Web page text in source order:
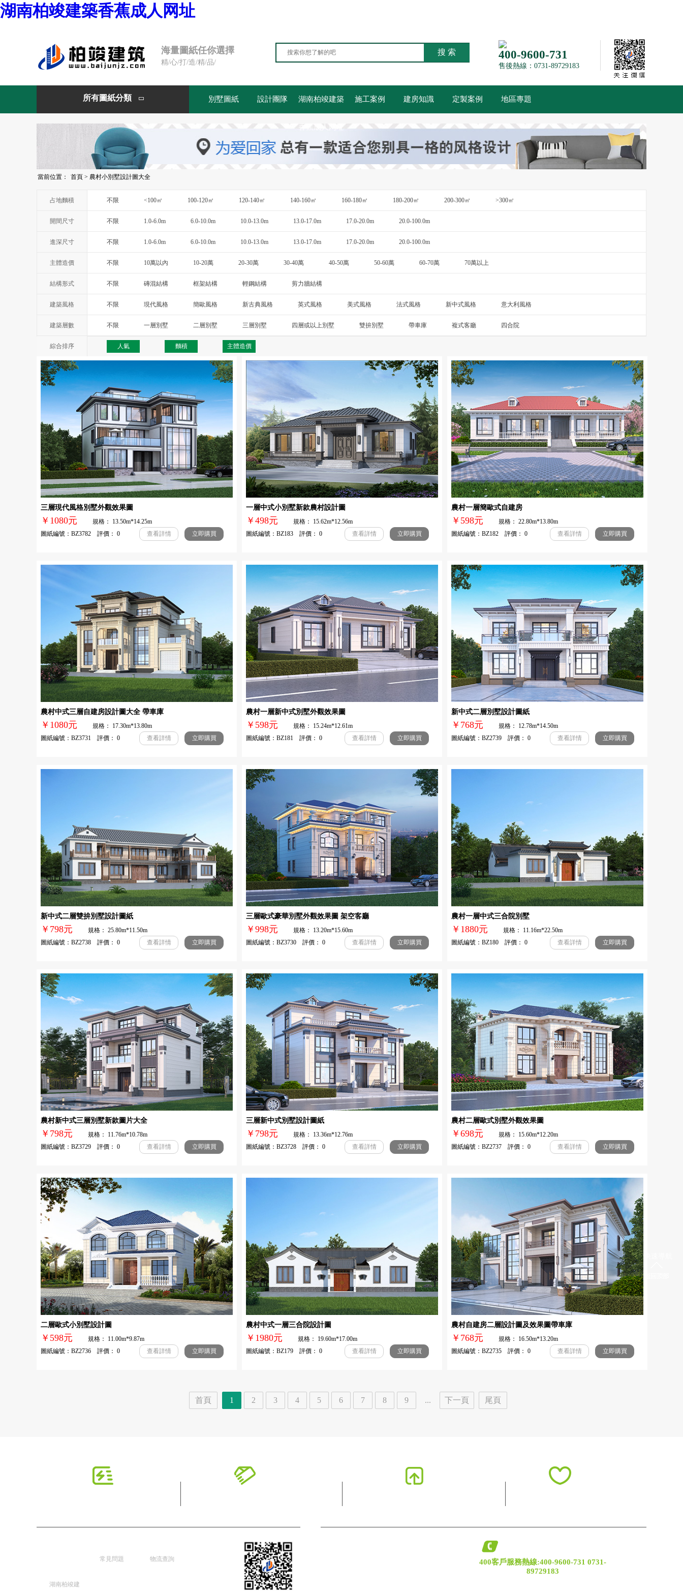
湖南柏竣建築香蕉成人网址
海量圖紙任你選擇
精/心/打/造/精/品/
400-9600-731
售後熱線：0731-89729183
搜 索
所有圖紙分類  別墅圖紙 設計團隊 湖南柏竣建築
香蕉成人网址
施工案例 建房知識 定製案例 地區專題
當前位置： 首頁 > 農村小別墅設計圖大全
占地麵積 不限 <100㎡ 100-120㎡ 120-140㎡ 140-160㎡ 160-180㎡ 180-200㎡ 200-300㎡ >300㎡
開間尺寸 不限 1.0-6.0m 6.0-10.0m 10.0-13.0m 13.0-17.0m 17.0-20.0m 20.0-100.0m
進深尺寸 不限 1.0-6.0m 6.0-10.0m 10.0-13.0m 13.0-17.0m 17.0-20.0m 20.0-100.0m
主體造價 不限 10萬以內 10-20萬 20-30萬 30-40萬 40-50萬 50-60萬 60-70萬 70萬以上
結構形式 不限 磚混結構 框架結構 輕鋼結構 剪力牆結構
建築風格 不限 現代風格 簡歐風格 新古典風格 英式風格 美式風格 法式風格 新中式風格 意大利風格
西班牙風格 地中海風格
建築層數 不限 一層別墅 二層別墅 三層別墅 四層或以上別墅 雙拚別墅 帶車庫 複式客廳 四合院
綜合排序 人氣 麵積 主體造價
三層現代風格別墅外觀效果圖
￥1080元
規格： 13.50m*14.25m
圖紙編號：BZ3782 評價： 0
查看詳情 立即購買
一層中式小別墅新款農村設計圖
￥498元
規格： 15.62m*12.56m
圖紙編號：BZ183 評價： 0
查看詳情 立即購買
農村一層簡歐式自建房
￥598元
規格： 22.80m*13.80m
圖紙編號：BZ182 評價： 0
查看詳情 立即購買
農村中式三層自建房設計圖大全 帶車庫
￥1080元
規格： 17.30m*13.80m
圖紙編號：BZ3731 評價： 0
查看詳情 立即購買
農村一層新中式別墅外觀效果圖
￥598元
規格： 15.24m*12.61m
圖紙編號：BZ181 評價： 0
查看詳情 立即購買
新中式二層別墅設計圖紙
￥768元
規格： 12.78m*14.50m
圖紙編號：BZ2739 評價： 0
查看詳情 立即購買
新中式二層雙拚別墅設計圖紙
￥798元
規格： 25.80m*11.50m
圖紙編號：BZ2738 評價： 0
查看詳情 立即購買
三層歐式豪華別墅外觀效果圖 架空客廳
￥998元
規格： 13.20m*15.60m
圖紙編號：BZ3730 評價： 0
查看詳情 立即購買
農村一層中式三合院別墅
￥1880元
規格： 11.16m*22.50m
圖紙編號：BZ180 評價： 0
查看詳情 立即購買
農村新中式三層別墅新款圖片大全
￥798元
規格： 11.76m*10.78m
圖紙編號：BZ3729 評價： 0
查看詳情 立即購買
三層新中式別墅設計圖紙
￥798元
規格： 13.36m*12.76m
圖紙編號：BZ3728 評價： 0
查看詳情 立即購買
農村二層歐式別墅外觀效果圖
￥698元
規格： 15.60m*12.20m
圖紙編號：BZ2737 評價： 0
查看詳情 立即購買
二層歐式小別墅設計圖
￥598元
規格： 11.00m*9.87m
圖紙編號：BZ2736 評價： 0
查看詳情 立即購買
農村中式一層三合院設計圖
￥1980元
規格： 19.60m*17.00m
圖紙編號：BZ179 評價： 0
查看詳情 立即購買
農村自建房二層設計圖及效果圖帶車庫
￥768元
規格： 16.50m*13.20m
圖紙編號：BZ2735 評價： 0
查看詳情 立即購買
首頁 1 2 3 4 5 6 7 8 9 ... 下一頁 尾頁
湖南柏竣建
常見問題 物流查詢
400客戶服務熱線:400-9600-731 0731-
89729183